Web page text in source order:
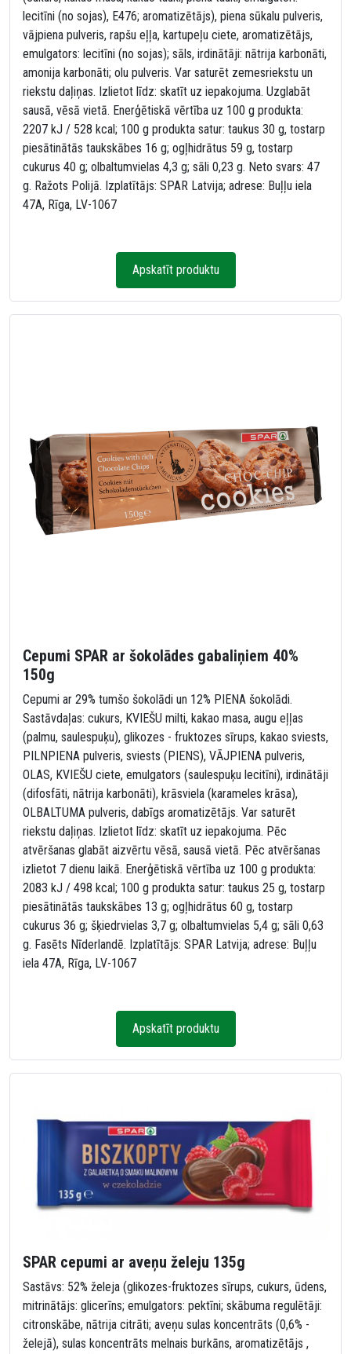
lecitīni (no sojas), E476; aromatizētājs), piena sūkalu pulveris,
vājpiena pulveris, rapšu eļļa, kartupeļu ciete, aromatizētājs,
emulgators: lecitīni (no sojas); sāls, irdinātāji: nātrija karbonāti,
amonija karbonāti; olu pulveris. Var saturēt zemesriekstu un
riekstu daļiņas. Izlietot līdz: skatīt uz iepakojuma. Uzglabāt
sausā, vēsā vietā. Enerģētiskā vērtība uz 100 g produkta:
2207 kJ / 528 kcal; 100 g produkta satur: taukus 30 g, tostarp
piesātinātās taukskābes 16 g; ogļhidrātus 59 g, tostarp
cukurus 40 g; olbaltumvielas 4,3 g; sāli 0,23 g. Neto svars: 47
g. Ražots Polijā. Izplatītājs: SPAR Latvija; adrese: Buļļu iela
47A, Rīga, LV-1067
Apskatīt produktu
Cepumi SPAR ar šokolādes gabaliņiem 40%
150g
Cepumi ar 29% tumšo šokolādi un 12% PIENA šokolādi.
Sastāvdaļas: cukurs, KVIEŠU milti, kakao masa, augu eļļas
(palmu, saulespuķu), glikozes - fruktozes sīrups, kakao sviests,
PILNPIENA pulveris, sviests (PIENS), VĀJPIENA pulveris,
OLAS, KVIEŠU ciete, emulgators (saulespuķu lecitīni), irdinātāji
(difosfāti, nātrija karbonāti), krāsviela (karameles krāsa),
OLBALTUMA pulveris, dabīgs aromatizētājs. Var saturēt
riekstu daļiņas. Izlietot līdz: skatīt uz iepakojuma. Pēc
atvēršanas glabāt aizvērtu vēsā, sausā vietā. Pēc atvēršanas
izlietot 7 dienu laikā. Enerģētiskā vērtība uz 100 g produkta:
2083 kJ / 498 kcal; 100 g produkta satur: taukus 25 g, tostarp
piesātinātās taukskābes 13 g; ogļhidrātus 60 g, tostarp
cukurus 36 g; šķiedrvielas 3,7 g; olbaltumvielas 5,4 g; sāli 0,63
g. Fasēts Nīderlandē. Izplatītājs: SPAR Latvija; adrese: Buļļu
iela 47A, Rīga, LV-1067
Apskatīt produktu
SPAR cepumi ar aveņu želeju 135g
Sastāvs: 52% želeja (glikozes-fruktozes sīrups, cukurs, ūdens,
mitrinātājs: glicerīns; emulgators: pektīni; skābuma regulētāji:
citronskābe, nātrija citrāti; aveņu sulas koncentrāts (0,6% -
želejā), sulas koncentrāts melnais burkāns, aromatizētājs ,